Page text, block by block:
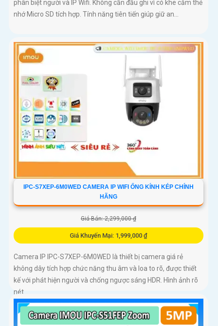
phân biệt người và IP Wifi. Không cần đầu ghi vì có khe cắm thẻ
nhớ Micro SD tích hợp. Tính năng tiên tiến giúp giữ an...
IPC-S7XEP-6M0WED CAMERA IP WIFI ỐNG KÍNH KÉP CHÍNH
HÃNG
Giá Bán: 2,299,000 ₫
Giá Khuyến Mại: 1,999,000 ₫
Camera IP IPC-S7XEP-6M0WED là thiết bị camera giá rẻ
không dây tích hợp chức năng thu âm và loa to rõ, được thiết
kế với phát hiện người và chống ngược sáng HDR. Hình ảnh rõ
nét...